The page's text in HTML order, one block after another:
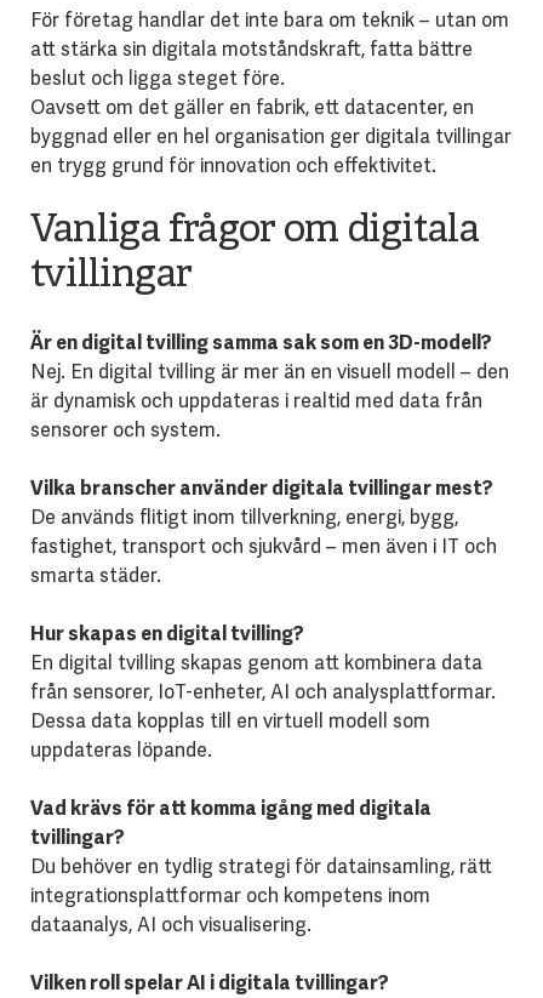
För företag handlar det inte bara om teknik – utan om
att stärka sin digitala motståndskraft, fatta bättre
beslut och ligga steget före.
Oavsett om det gäller en fabrik, ett datacenter, en
byggnad eller en hel organisation ger digitala tvillingar
en trygg grund för innovation och effektivitet.
Vanliga frågor om digitala
tvillingar
Är en digital tvilling samma sak som en 3D-modell?
Nej. En digital tvilling är mer än en visuell modell – den
är dynamisk och uppdateras i realtid med data från
sensorer och system.
Vilka branscher använder digitala tvillingar mest?
De används flitigt inom tillverkning, energi, bygg,
fastighet, transport och sjukvård – men även i IT och
smarta städer.
Hur skapas en digital tvilling?
En digital tvilling skapas genom att kombinera data
från sensorer, IoT-enheter, AI och analysplattformar.
Dessa data kopplas till en virtuell modell som
uppdateras löpande.
Vad krävs för att komma igång med digitala
tvillingar?
Du behöver en tydlig strategi för datainsamling, rätt
integrationsplattformar och kompetens inom
dataanalys, AI och visualisering.
Vilken roll spelar AI i digitala tvillingar?